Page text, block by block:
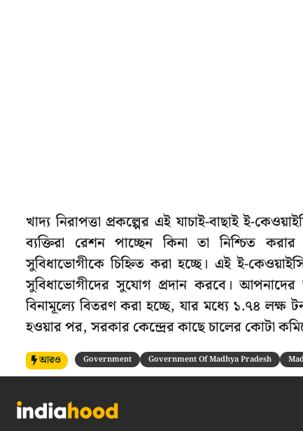
খাদ্য নিরাপত্তা প্রকল্পের এই যাচাই-বাছাই ই-
ব্যক্তিরা রেশন পাচ্ছেন কিনা তা নিশ্চিত করার
সুবিধাভোগীকে চিহ্নিত করা হচ্ছে। এই ই-
সুবিধাভোগীদের সুযোগ প্রদান করবে। আপনাদের
বিনামূল্যে বিতরণ করা হচ্ছে, যার মধ্যে ১.৭৪
হওয়ার পর, সরকার কেন্দ্রের কাছে চালের কোটা
আরও Government Government Of Madhya Pradesh